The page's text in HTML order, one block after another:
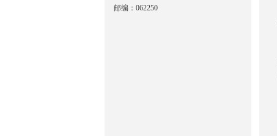
邮编：062250